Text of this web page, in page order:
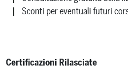
Sconti per eventuali futuri
Certificazioni Rilasciate